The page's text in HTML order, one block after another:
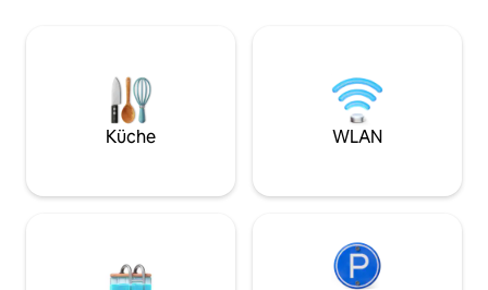
Haushaltsutensilien wie einer voll
ausgestatteten Küche, einer
Waschmaschine und einem Trockner
sowie luxuriösen Funktionen ist. Dieses
friedlichen Gegend.
von deinem
oder einen
kalten
kannst. Du
Böden warm
Küche WLAN